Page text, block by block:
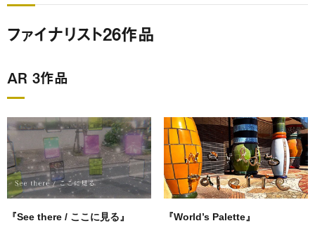
ファイナリスト26作品
AR 3作品
『See there / ここに見る』
『World’s Palette』